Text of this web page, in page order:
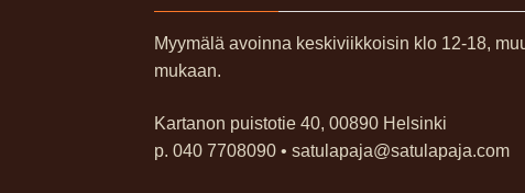
Myymälä avoinna keskiviikkoisin klo 12-18,
mukaan.
Kartanon puistotie 40, 00890 Helsinki
p. 040 7708090 • satulapaja@satulapaja.com